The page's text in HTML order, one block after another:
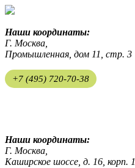
Наши координаты:
Г. Москва,
Промышленная, дом 11, стр. 3
+7 (495) 720-70-38
Наши координаты:
Г. Москва,
Каширское шоссе, д. 16, корп. 1